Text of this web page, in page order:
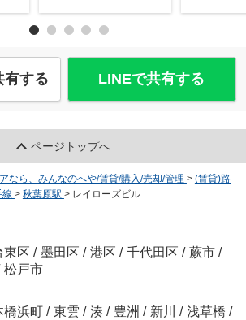
有する LINEで共有する
ページトップへ
なら、みんなのへや/賃貸/購入/売却/管理 > (賃貸)路
線 > 秋葉原駅 > レイローズビル
東区 / 墨田区 / 港区 / 千代田区 / 蕨市 /
松戸市
橋浜町 / 東雲 / 湊 / 豊洲 / 新川 / 浅草橋 /